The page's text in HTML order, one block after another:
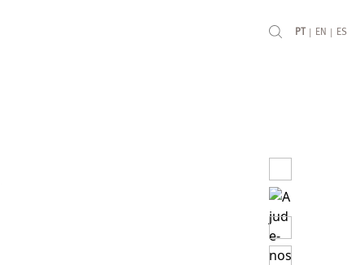
PT | EN | ES